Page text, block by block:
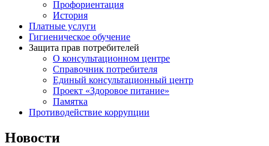
Профориентация
История
Платные услуги
Гигиеническое обучение
Защита прав потребителей
О консультационном центре
Справочник потребителя
Единый консультационный центр
Проект «Здоровое питание»
Памятка
Противодействие коррупции
Новости